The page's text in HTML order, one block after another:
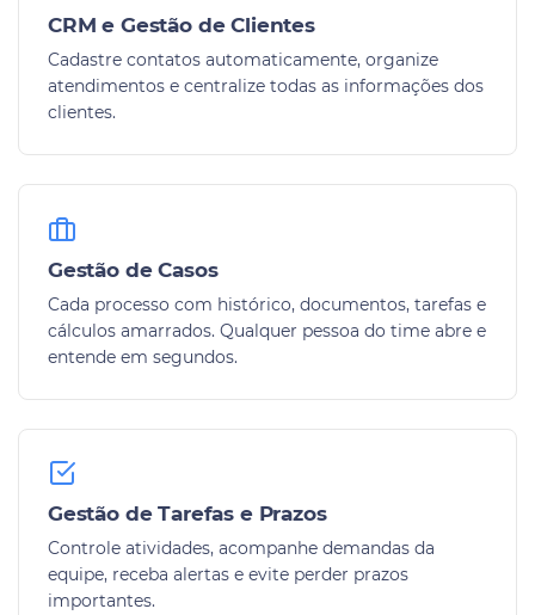
CRM e Gestão de Clientes
Cadastre contatos automaticamente, organize
atendimentos e centralize todas as informações dos
clientes.
Gestão de Casos
Cada processo com histórico, documentos, tarefas e
cálculos amarrados. Qualquer pessoa do time abre e
entende em segundos.
Gestão de Tarefas e Prazos
Controle atividades, acompanhe demandas da
equipe, receba alertas e evite perder prazos
importantes.